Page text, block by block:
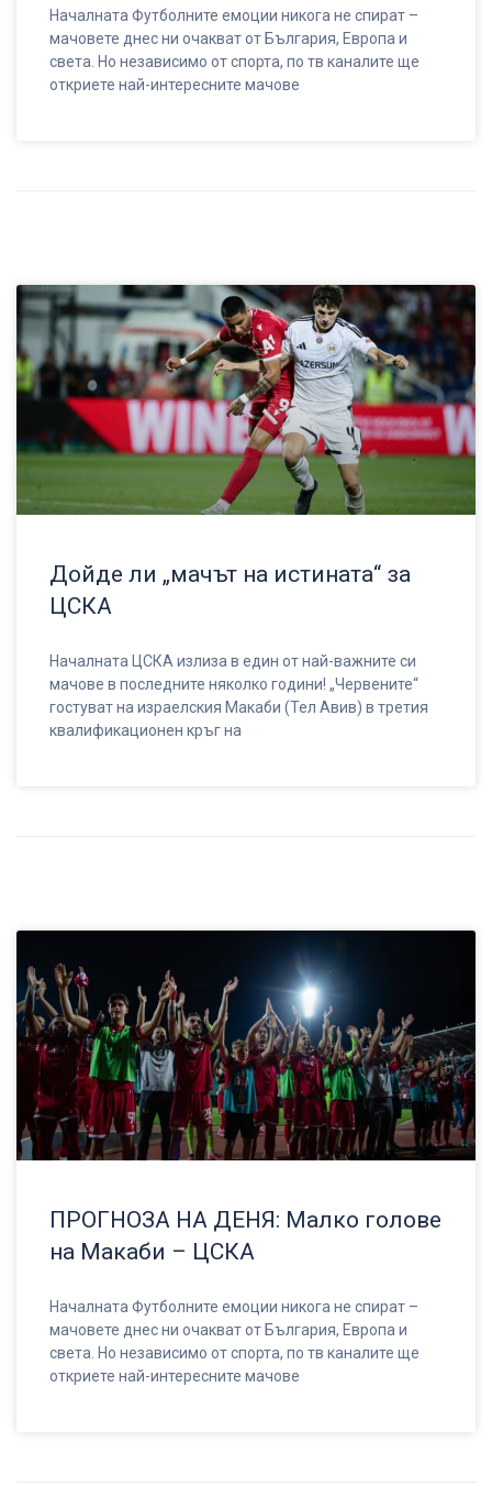
Началната Футболните емоции никога не спират –
мачовете днес ни очакват от България, Европа и
света. Но независимо от спорта, по тв каналите ще
откриете най-интересните мачове
Дойде ли „мачът на истината“ за
ЦСКА
Началната ЦСКА излиза в един от най-важните си
мачове в последните няколко години! „Червените“
гостуват на израелския Макаби (Тел Авив) в третия
квалификационен кръг на
ПРОГНОЗА НА ДЕНЯ: Малко голове
на Макаби – ЦСКА
Началната Футболните емоции никога не спират –
мачовете днес ни очакват от България, Европа и
света. Но независимо от спорта, по тв каналите ще
откриете най-интересните мачове